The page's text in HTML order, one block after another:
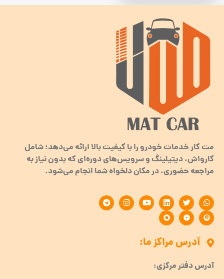
مت کار خدمات خودرو را با کیفیت بالا ارائه می‌دهد؛ شامل
کارواش، دیتیلینگ و سرویس‌های دوره‌ای که بدون نیاز به
مراجعه حضوری، در مکان دلخواه شما انجام می‌شود.
آدرس مراکز ما:
آدرس دفتر مرکزی: